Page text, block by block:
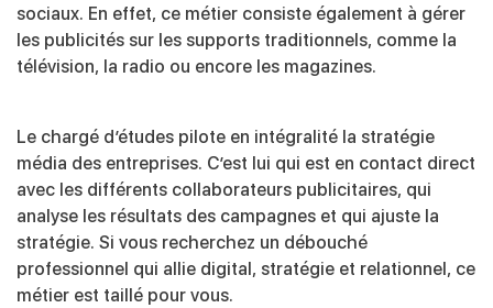
sociaux. En effet, ce métier consiste également à gérer
les publicités sur les supports traditionnels, comme la
télévision, la radio ou encore les magazines.
Le chargé d’études pilote en intégralité la stratégie
média des entreprises. C’est lui qui est en contact direct
avec les différents collaborateurs publicitaires, qui
analyse les résultats des campagnes et qui ajuste la
stratégie. Si vous recherchez un débouché
professionnel qui allie digital, stratégie et relationnel, ce
métier est taillé pour vous.